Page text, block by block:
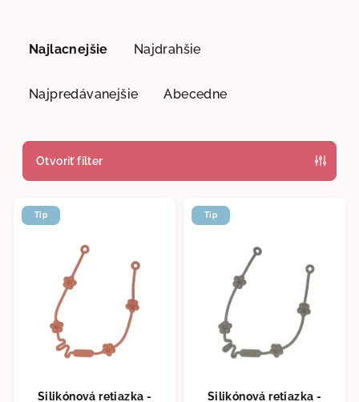
p
r
o
Najlacnejšie Najdrahšie
Najpredávanejšie Abecedne
Otvoriť filter
V
ý
Tip
Silikónová retiazka -
Tip
Silikónová retiazka -